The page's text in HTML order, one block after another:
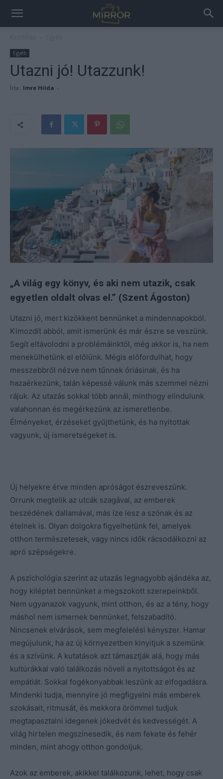
Egyéb
Utazni jó! Utazzunk!
Írta: Imre Hilda -
„A világ egy könyv, és aki nem utazik, csak
egyetlen oldalt olvas el.” (Szent Ágoston)
Utazni jó, mert kizökkent bennünket a mindennapokból.
Kimozdít abból, amit ismerünk és már észre se veszünk.
Segít eltávolodni a problémáinktól, még akkor is, ha nem
menekülhetünk el előlünk. Mégis előfordulhat, hogy
messzebbről nézve nem tűnnek óriásinak, és ha
hazaérkezünk, talán képessé válunk más szemmel nézni
rájuk. Az utazás sokkal több annál, minthogy elindulunk
valahonnan és megérkezünk az ismeretlenbe.
Élményeket, érzéseket gyűjthetünk, és ha nyitottak
vagyunk, új ismeretségeket is.
Új helyekre érve minden apróságot észreveszünk.
Orrunk megtelik az utcák szagával, az emberek
beszédének dallamával, más íze lesz a szónak és az
ételnek is. Olyan dolgokra figyelhetünk fel, amelyek
otthon természetesek, vagy nincs idők rácsodálkozni az
apró szépségekre.
A pszichológia szerint az utazás legnagyobb ajándéka az,
hogy kiléptet bennünket a megszokott szerepeinkből.
Nem ugyanazok vagyunk, mint otthon, és az a tény, hogy
máshol nem ismernek bennünket, felszabadító.
Nincsenek elvárások, sem megfelelési kényszer. Hamar
megújulunk, ha az új környezetben kinyitjuk a szemünk
és a szívünk. A kutatások azt támasztják alá, hogy más
kultúrákkal való találkozás növeli a nyitottságot és az
empátiát. Sokkal fogékonyabbak leszünk az elfogadásra.
Mindenki tudja, mennyire jó megfigyelni más emberek
szokásait, ritmusát, és mekkora örömmel tudjuk
megtapasztalni idegenek jókedvét és kedvességét. A
világ hirtelen megszínesedik, és nem fekete és fehér
minden, mint ahogy otthon gondoljuk.
Azok az emberek, akikkel találkozunk, lehet, hogy csak